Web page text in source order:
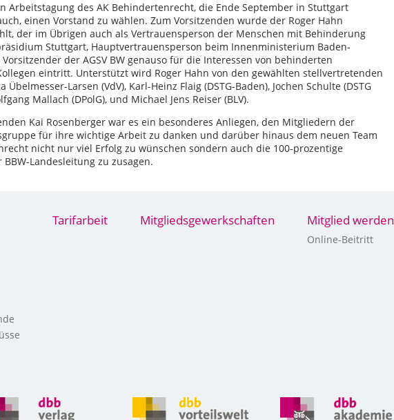
Arbeitstagung des AK Behindertenrecht, die Ende September in Stuttgart
einen Vorstand zu wählen. Zum Vorsitzenden wurde der Roger Hahn
der im Übrigen auch als Vertrauensperson der Menschen mit Behinderung
Stuttgart, Hauptvertrauensperson beim Innenministerium Baden-
der AGSV BW genauso für die Interessen von behinderten
eintritt. Unterstützt wird Roger Hahn von den gewählten stellvertretenden
Übelmesser-Larsen (VdV), Karl-Heinz Flaig (DSTG-Baden), Jochen Schulte (DSTG
Mallach (DPolG), und Michael Jens Reiser (BLV).
Kai Rosenberger war es ein besonderes Anliegen, den Mitgliedern der
für ihre wichtige Arbeit zu danken und darüber hinaus dem neuen Team
nicht nur viel Erfolg zu wünschen sondern auch die 100-prozentige
Landesleitung zu zusagen.
Tarifarbeit Mitgliedsgewerkschaften Mitglied werden
Online-Beitritt